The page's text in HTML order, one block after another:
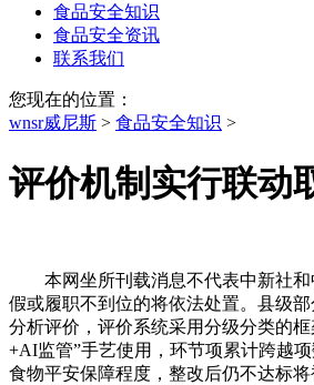
食品安全知识
食品安全资讯
联系我们
您现在的位置：
wnsr威尼斯 > 食品安全知识 >
评价机制实行联动
本网坐所刊载消息不代表中新社和
假或履职不到位的将依法处置。县级
分析评价，评价系统采用分级分类的框
+AI监管”手艺使用，环节项累计跨越
食物平安保障程度，整改后仍不达标